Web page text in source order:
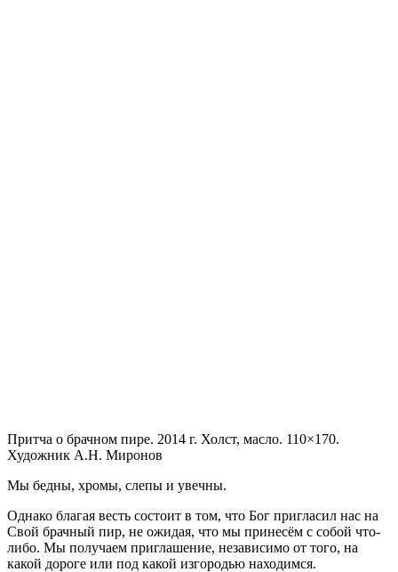
Притча о брачном пире. 2014 г. Холст, масло. 110×170.
Художник А.Н. Миронов
Мы бедны, хромы, слепы и увечны.
Однако благая весть состоит в том, что Бог пригласил нас на
Свой брачный пир, не ожидая, что мы принесём с собой что-
либо. Мы получаем приглашение, независимо от того, на
какой дороге или под какой изгородью находимся.